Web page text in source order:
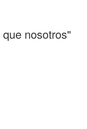
nosotros"